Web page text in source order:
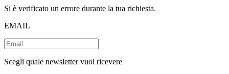
Si è verificato un errore durante la tua richiesta.
EMAIL
Scegli quale newsletter vuoi ricevere